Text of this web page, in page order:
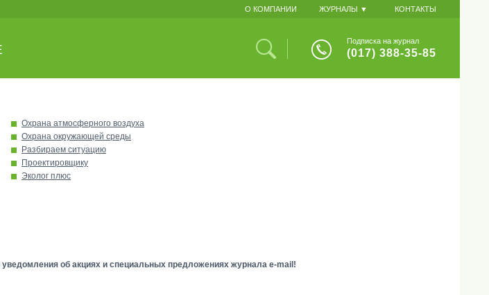
О КОМПАНИИ ЖУРНАЛЫ ▼ КОНТАКТЫ
Подписка на журнал
(017) 388-35-85
Охрана атмосферного воздуха
Охрана окружающей среды
Разбираем ситуацию
Проектировщику
Эколог плюс
об акциях и специальных предложениях журнала e-mail!